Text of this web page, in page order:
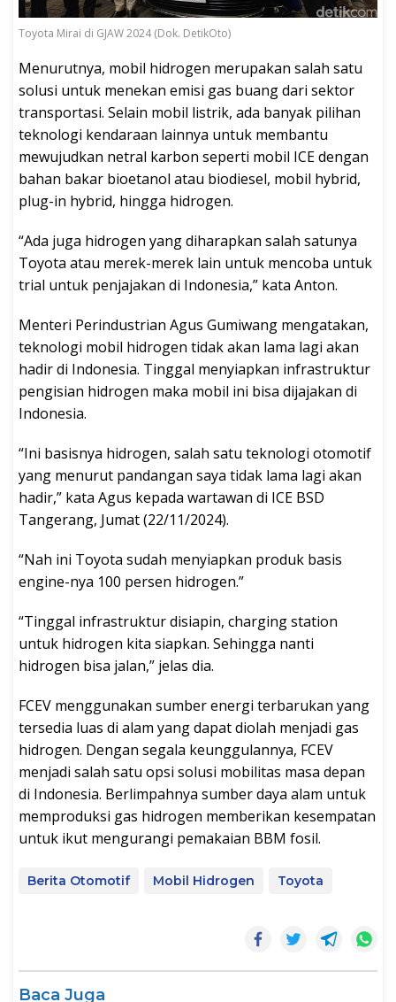
Toyota Mirai di GJAW 2024 (Dok. DetikOto)
Menurutnya, mobil hidrogen merupakan salah satu
solusi untuk menekan emisi gas buang dari sektor
transportasi. Selain mobil listrik, ada banyak pilihan
teknologi kendaraan lainnya untuk membantu
mewujudkan netral karbon seperti mobil ICE dengan
bahan bakar bioetanol atau biodiesel, mobil hybrid,
plug-in hybrid, hingga hidrogen.
“Ada juga hidrogen yang diharapkan salah satunya
Toyota atau merek-merek lain untuk mencoba untuk
trial untuk penjajakan di Indonesia,” kata Anton.
Menteri Perindustrian Agus Gumiwang mengatakan,
teknologi mobil hidrogen tidak akan lama lagi akan
hadir di Indonesia. Tinggal menyiapkan infrastruktur
pengisian hidrogen maka mobil ini bisa dijajakan di
Indonesia.
“Ini basisnya hidrogen, salah satu teknologi otomotif
yang menurut pandangan saya tidak lama lagi akan
hadir,” kata Agus kepada wartawan di ICE BSD
Tangerang, Jumat (22/11/2024).
“Nah ini Toyota sudah menyiapkan produk basis
engine-nya 100 persen hidrogen.”
“Tinggal infrastruktur disiapin, charging station
untuk hidrogen kita siapkan. Sehingga nanti
hidrogen bisa jalan,” jelas dia.
FCEV menggunakan sumber energi terbarukan yang
tersedia luas di alam yang dapat diolah menjadi gas
hidrogen. Dengan segala keunggulannya, FCEV
menjadi salah satu opsi solusi mobilitas masa depan
di Indonesia. Berlimpahnya sumber daya alam untuk
memproduksi gas hidrogen memberikan kesempatan
untuk ikut mengurangi pemakaian BBM fosil.
Berita Otomotif Mobil Hidrogen Toyota
Baca Juga